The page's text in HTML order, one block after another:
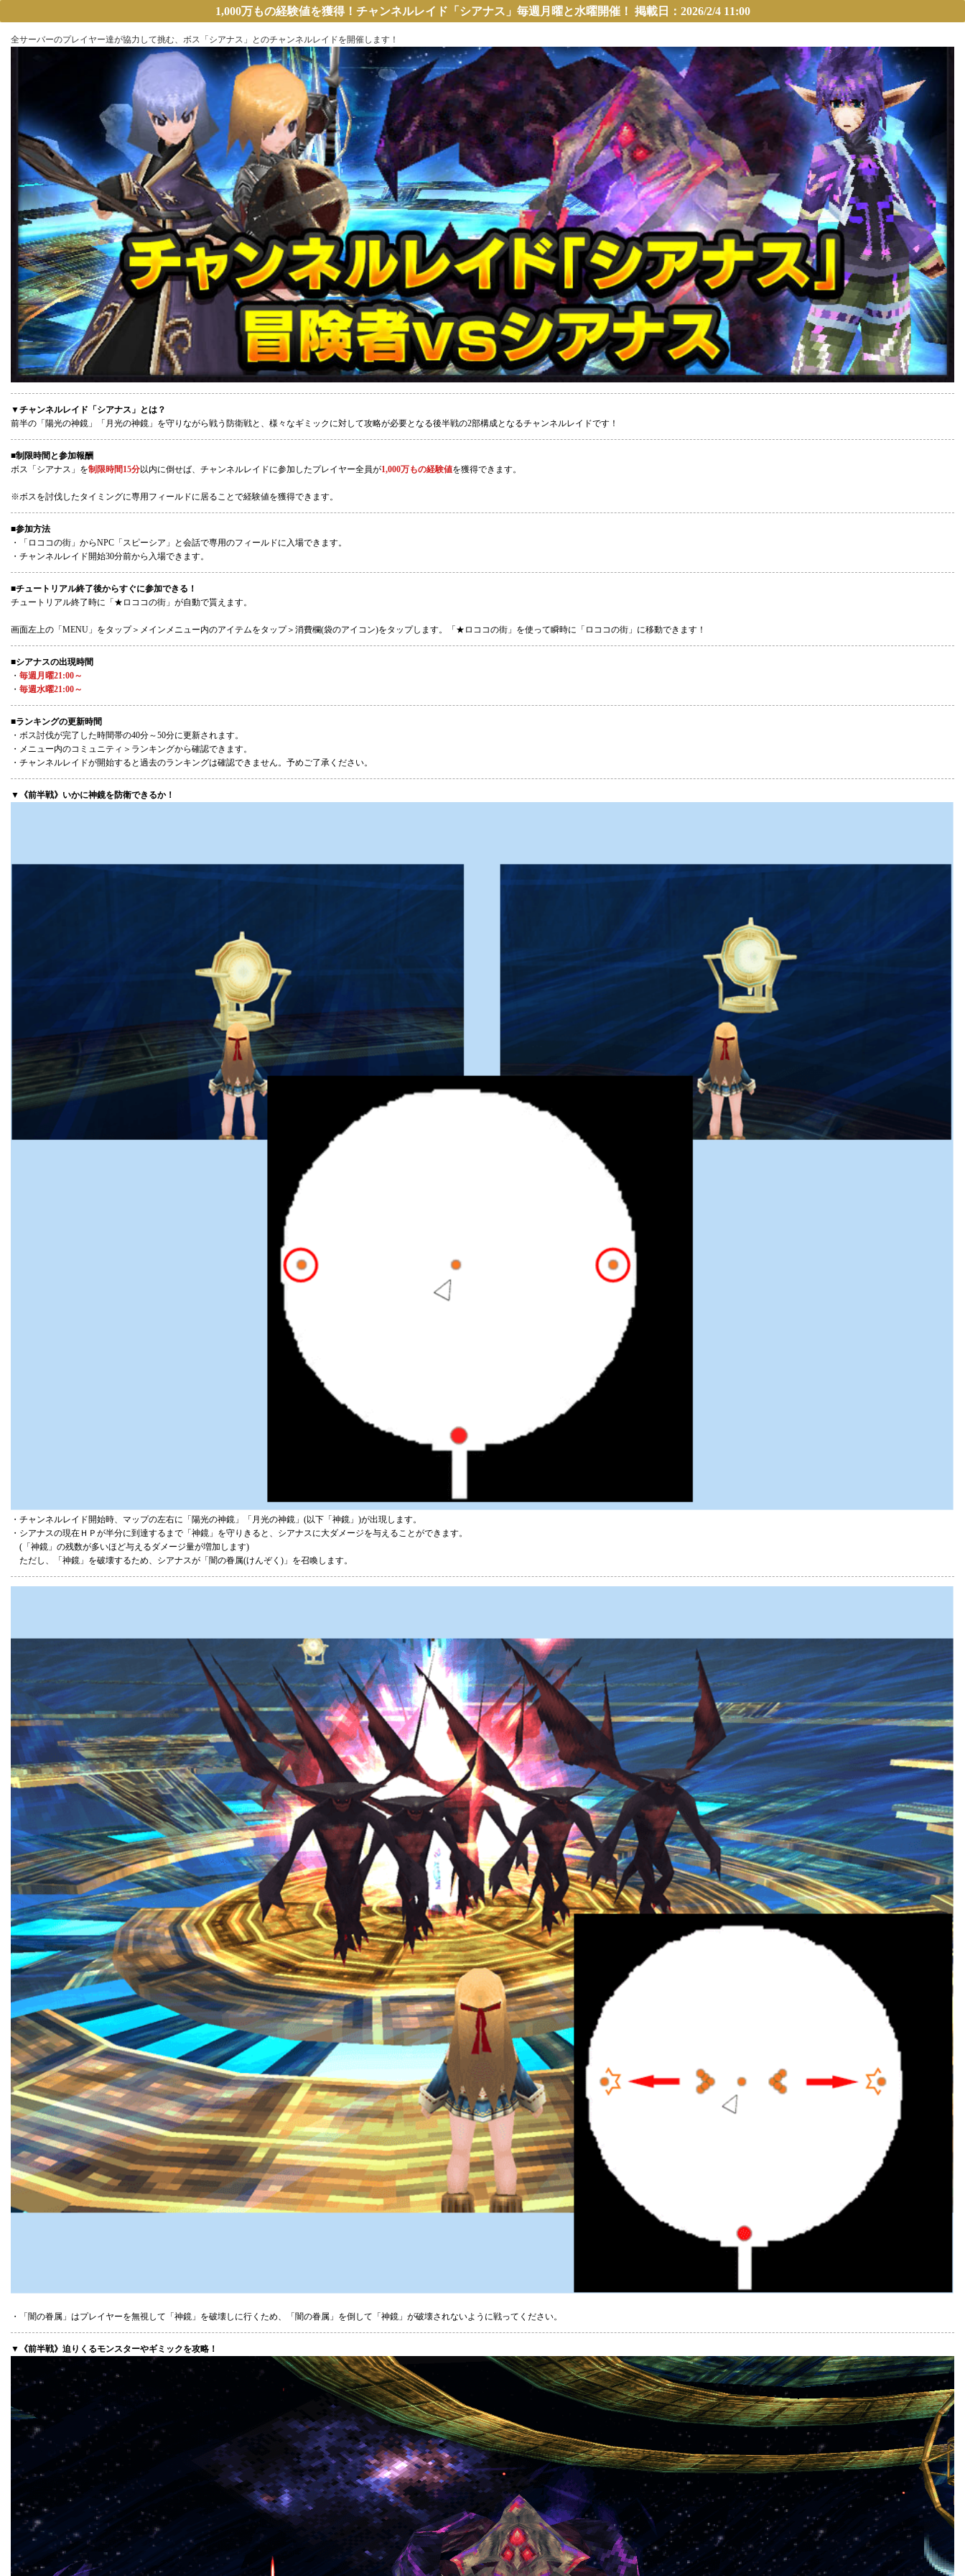
1,000万もの経験値を獲得！チャンネルレイド「シアナス」毎週月曜と水曜開催！ 掲載日：2026/2/4 11:00
全サーバーのプレイヤー達が協力して挑む、ボス「シアナス」とのチャンネルレイドを開催します！
▼チャンネルレイド「シアナス」とは？
前半の「陽光の神鏡」「月光の神鏡」を守りながら戦う防衛戦と、様々なギミックに対して攻略が必要となる後半戦の2部構成となるチャンネルレイドです！
■制限時間と参加報酬
ボス「シアナス」を制限時間15分以内に倒せば、チャンネルレイドに参加したプレイヤー全員が1,000万もの経験値を獲得できます。
※ボスを討伐したタイミングに専用フィールドに居ることで経験値を獲得できます。
■参加方法
・「ロココの街」からNPC「スピーシア」と会話で専用のフィールドに入場できます。
・チャンネルレイド開始30分前から入場できます。
■チュートリアル終了後からすぐに参加できる！
チュートリアル終了時に「★ロココの街」が自動で貰えます。
画面左上の「MENU」をタップ＞メインメニュー内のアイテムをタップ＞消費欄(袋のアイコン)をタップします。「★ロココの街」を使って瞬時に「ロココの街」に移動できます！
■シアナスの出現時間
・ 毎週月曜21:00～
・ 毎週水曜21:00～
■ランキングの更新時間
・ボス討伐が完了した時間帯の40分～50分に更新されます。
・メニュー内のコミュニティ＞ランキングから確認できます。
・チャンネルレイドが開始すると過去のランキングは確認できません。予めご了承ください。
▼《前半戦》いかに神鏡を防衛できるか！
・チャンネルレイド開始時、マップの左右に「陽光の神鏡」「月光の神鏡」(以下「神鏡」)が出現します。
・シアナスの現在ＨＰが半分に到達するまで「神鏡」を守りきると、シアナスに大ダメージを与えることができます。
(「神鏡」の残数が多いほど与えるダメージ量が増加します)
ただし、「神鏡」を破壊するため、シアナスが「闇の眷属(けんぞく)」を召喚します。
・「闇の眷属」はプレイヤーを無視して「神鏡」を破壊しに行くため、「闇の眷属」を倒して「神鏡」が破壊されないように戦ってください。
▼《前半戦》迫りくるモンスターやギミックを攻略！